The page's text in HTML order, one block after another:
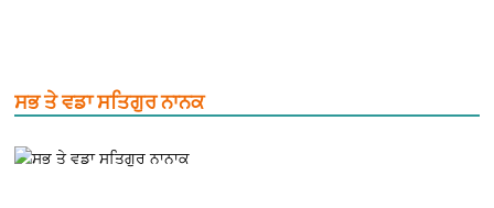
ਸਭ ਤੇ ਵਡਾ ਸਤਿਗੁਰ ਨਾਨਕ